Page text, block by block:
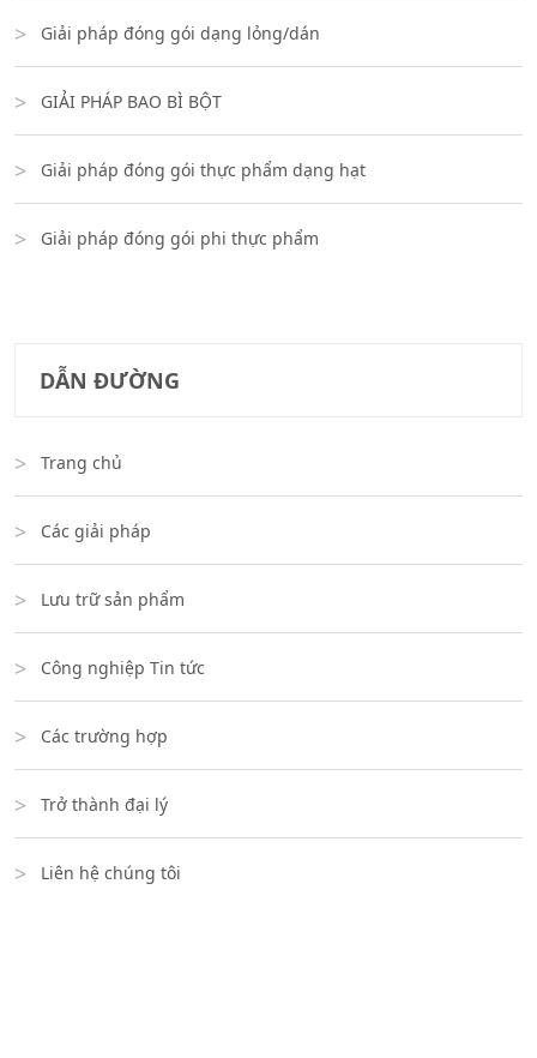
Giải pháp đóng gói dạng lỏng/dán
GIẢI PHÁP BAO BÌ BỘT
Giải pháp đóng gói thực phẩm dạng hạt
Giải pháp đóng gói phi thực phẩm
DẪN ĐƯỜNG
Trang chủ
Các giải pháp
Lưu trữ sản phẩm
Công nghiệp Tin tức
Các trường hợp
Trở thành đại lý
Liên hệ chúng tôi